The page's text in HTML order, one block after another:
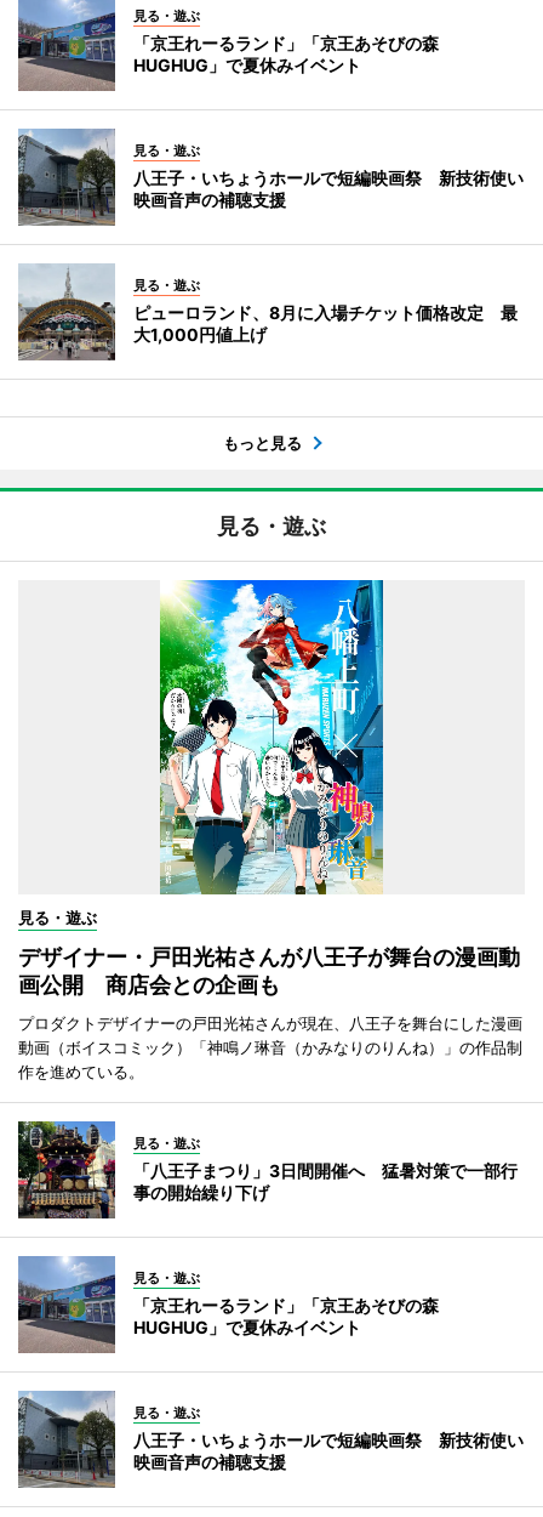
見る・遊ぶ
「京王れーるランド」「京王あそびの森
HUGHUG」で夏休みイベント
見る・遊ぶ
八王子・いちょうホールで短編映画祭 新技術使い
映画音声の補聴支援
見る・遊ぶ
ピューロランド、8月に入場チケット価格改定 最
大1,000円値上げ
もっと見る
見る・遊ぶ
見る・遊ぶ
デザイナー・戸田光祐さんが八王子が舞台の漫画動
画公開 商店会との企画も
プロダクトデザイナーの戸田光祐さんが現在、八王子を舞台にした漫画
動画（ボイスコミック）「神鳴ノ琳音（かみなりのりんね）」の作品制
作を進めている。
見る・遊ぶ
「八王子まつり」3日間開催へ 猛暑対策で一部行
事の開始繰り下げ
見る・遊ぶ
「京王れーるランド」「京王あそびの森
HUGHUG」で夏休みイベント
見る・遊ぶ
八王子・いちょうホールで短編映画祭 新技術使い
映画音声の補聴支援